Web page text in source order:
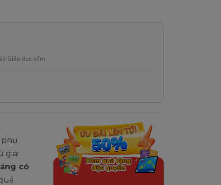
Giáo dục sớm
phụ
giai
có